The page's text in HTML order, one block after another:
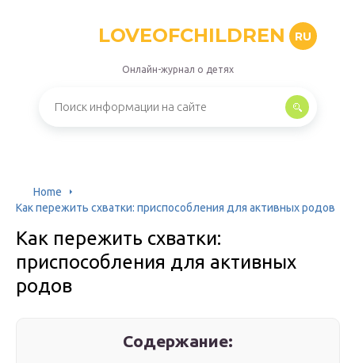
LOVEOFCHILDREN RU
Онлайн-журнал о детях
Home
Как пережить схватки: приспособления для активных родов
Как пережить схватки:
приспособления для активных
родов
Содержание: